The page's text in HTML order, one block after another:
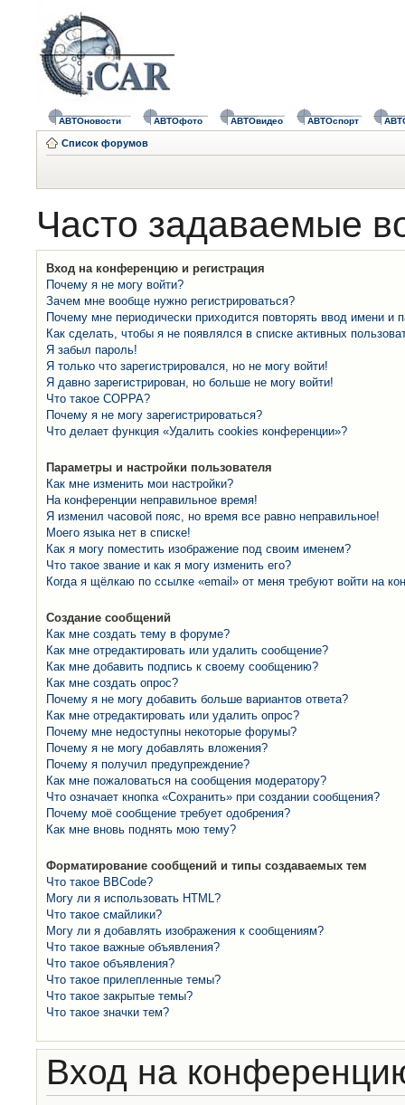
АВТОновости АВТОфото АВТОвидео АВТОспорт
Список форумов
Часто задаваемые
Вход на конференцию и регистрация
Почему я не могу войти?
Зачем мне вообще нужно регистрироваться?
Почему мне периодически приходится повторять ввод имени и
Как сделать, чтобы я не появлялся в списке активных
Я забыл пароль!
Я только что зарегистрировался, но не могу войти!
Я давно зарегистрирован, но больше не могу войти!
Что такое COPPA?
Почему я не могу зарегистрироваться?
Что делает функция «Удалить cookies конференции»?
Параметры и настройки пользователя
Как мне изменить мои настройки?
На конференции неправильное время!
Я изменил часовой пояс, но время все равно неправильное!
Моего языка нет в списке!
Как я могу поместить изображение под своим именем?
Что такое звание и как я могу изменить его?
Когда я щёлкаю по ссылке «email» от меня требуют войти на
Создание сообщений
Как мне создать тему в форуме?
Как мне отредактировать или удалить сообщение?
Как мне добавить подпись к своему сообщению?
Как мне создать опрос?
Почему я не могу добавить больше вариантов ответа?
Как мне отредактировать или удалить опрос?
Почему мне недоступны некоторые форумы?
Почему я не могу добавлять вложения?
Почему я получил предупреждение?
Как мне пожаловаться на сообщения модератору?
Что означает кнопка «Сохранить» при создании сообщения?
Почему моё сообщение требует одобрения?
Как мне вновь поднять мою тему?
Форматирование сообщений и типы создаваемых тем
Что такое BBCode?
Могу ли я использовать HTML?
Что такое смайлики?
Могу ли я добавлять изображения к сообщениям?
Что такое важные объявления?
Что такое объявления?
Что такое прилепленные темы?
Что такое закрытые темы?
Что такое значки тем?
Вход на